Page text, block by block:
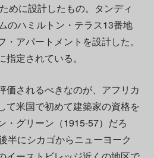
めに設計したもの。タンディ
のハミルトン・テラス13番地
アパートメントを設計した。
定されている。
価されるべきなのが、アフリカ
て米国で初めて建築家の資格を
・グリーン（1915-57）だろ
半にシカゴからニューヨーク